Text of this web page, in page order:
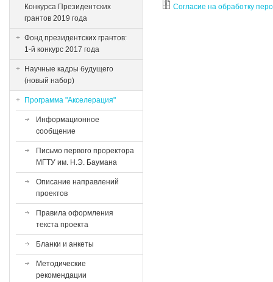
Согласие на обработку
Конкурса Президентских
грантов 2019 года
Фонд президентских грантов:
1-й конкурс 2017 года
Научные кадры будущего
(новый набор)
Программа "Акселерация"
Информационное
сообщение
Письмо первого проректора
МГТУ им. Н.Э. Баумана
Описание направлений
проектов
Правила оформления
текста проекта
Бланки и анкеты
Методические
рекомендации